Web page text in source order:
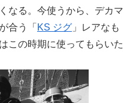
なる。今使うから、デカマ
合う「 KS ジグ 」レアなも
この時期に使ってもらいた